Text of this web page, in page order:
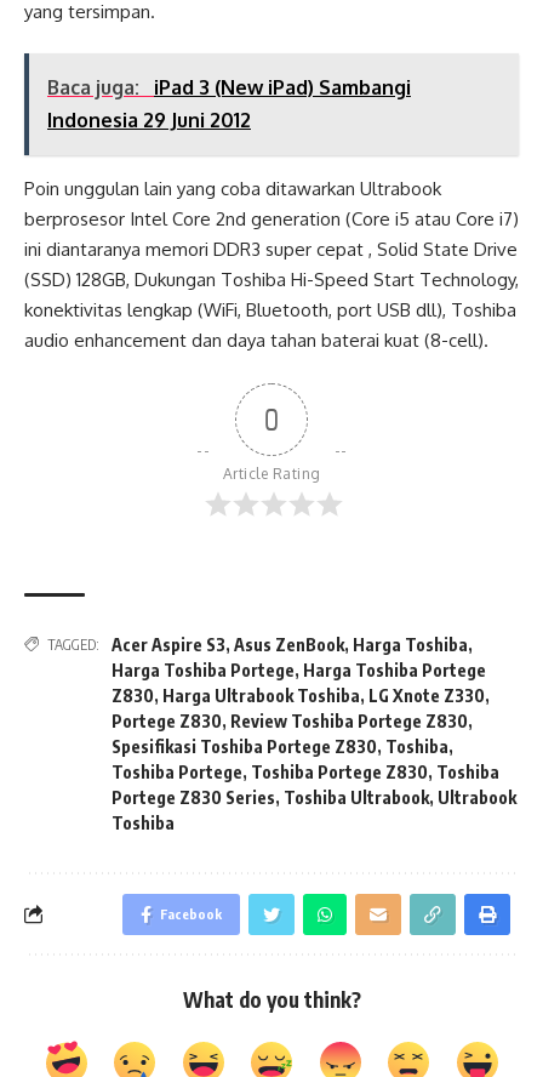
yang tersimpan.
Baca juga:
iPad 3 (New iPad) Sambangi
Indonesia 29 Juni 2012
Poin unggulan lain yang coba ditawarkan Ultrabook
berprosesor Intel Core 2nd generation (Core i5 atau Core i7)
ini diantaranya memori DDR3 super cepat , Solid State Drive
(SSD) 128GB, Dukungan Toshiba Hi-Speed Start Technology,
konektivitas lengkap (WiFi, Bluetooth, port USB dll), Toshiba
audio enhancement dan daya tahan baterai kuat (8-cell).
0
Article Rating
TAGGED: Acer Aspire S3, Asus ZenBook, Harga Toshiba,
Harga Toshiba Portege, Harga Toshiba Portege
Z830, Harga Ultrabook Toshiba, LG Xnote Z330,
Portege Z830, Review Toshiba Portege Z830,
Spesifikasi Toshiba Portege Z830, Toshiba,
Toshiba Portege, Toshiba Portege Z830, Toshiba
Portege Z830 Series, Toshiba Ultrabook, Ultrabook
Toshiba
Facebook
What do you think?